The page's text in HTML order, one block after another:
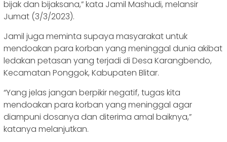
bijak dan bijaksana,” kata Jamil Mashudi, melansir
Jumat (3/3/2023).
Jamil juga meminta supaya masyarakat untuk
mendoakan para korban yang meninggal dunia akibat
ledakan petasan yang terjadi di Desa Karangbendo,
Kecamatan Ponggok, Kabupaten Blitar.
“Yang jelas jangan berpikir negatif, tugas kita
mendoakan para korban yang meninggal agar
diampuni dosanya dan diterima amal baiknya,”
katanya melanjutkan.